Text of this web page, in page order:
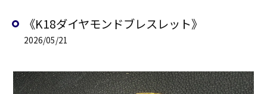
《K18ダイヤモンドブレスレット》
2026/05/21